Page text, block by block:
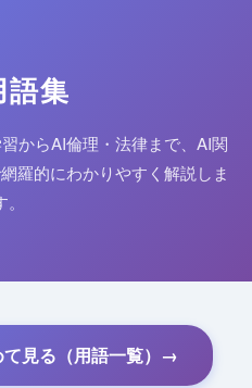
集
からAI倫理・法律まで、AI関
羅的にわかりやすく解説しま
て見る（用語一覧）→